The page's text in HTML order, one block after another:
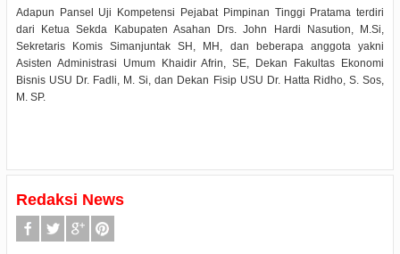
Adapun Pansel Uji Kompetensi Pejabat Pimpinan Tinggi Pratama terdiri
dari Ketua Sekda Kabupaten Asahan Drs. John Hardi Nasution, M.Si,
Sekretaris Komis Simanjuntak SH, MH, dan beberapa anggota yakni
Asisten Administrasi Umum Khaidir Afrin, SE, Dekan Fakultas Ekonomi
Bisnis USU Dr. Fadli, M. Si, dan Dekan Fisip USU Dr. Hatta Ridho, S. Sos,
M. SP.
Redaksi News